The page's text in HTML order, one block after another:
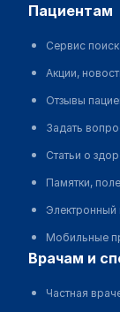
пациентам
Сервис
Акции,
Отзывы
Задать
Статьи о
Памятки,
Электронный
Мобильные
врачам и
Частная